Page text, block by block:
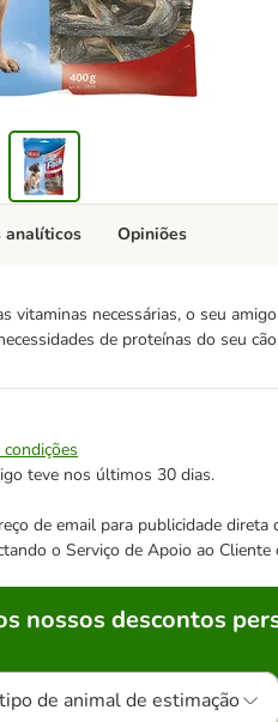
vitaminas necessárias, o seu
de proteínas do seu
analíticos Opiniões
condições
teve nos últimos 30 dias.
de email para publicidade
o Serviço de Apoio ao
nossos descontos
de animal de estimação